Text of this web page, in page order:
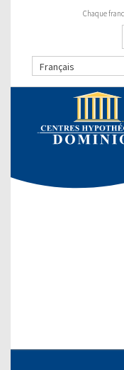
Chaque
Français